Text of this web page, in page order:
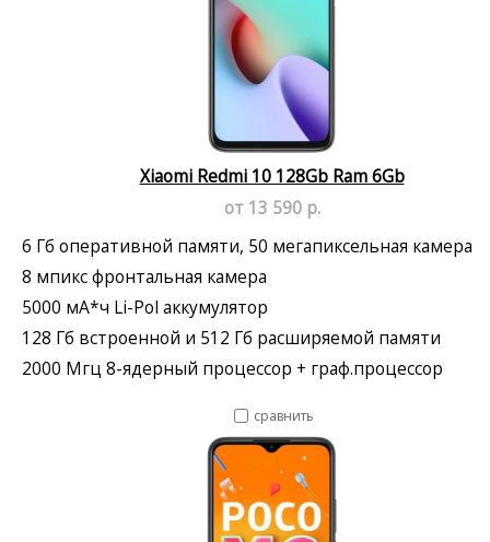
Xiaomi Redmi 10 128Gb Ram 6Gb
от 13 590 р.
6 Гб оперативной памяти, 50 мегапиксельная камера
8 мпикс фронтальная камера
5000 мА*ч Li-Pol аккумулятор
128 Гб встроенной и 512 Гб расширяемой памяти
2000 Мгц 8-ядерный процессор + граф.процессор
сравнить